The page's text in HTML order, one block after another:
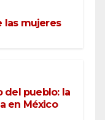
las mujeres
del pueblo: la
en México